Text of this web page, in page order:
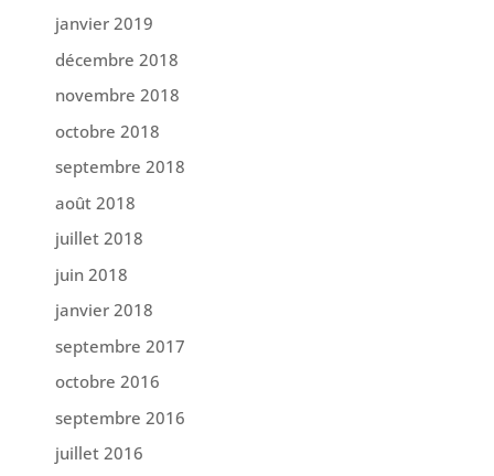
janvier 2019
décembre 2018
novembre 2018
octobre 2018
septembre 2018
août 2018
juillet 2018
juin 2018
janvier 2018
septembre 2017
octobre 2016
septembre 2016
juillet 2016